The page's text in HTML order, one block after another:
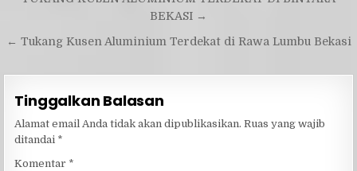
BEKASI →
← Tukang Kusen Aluminium Terdekat di Rawa Lumbu Bekasi
Tinggalkan Balasan
Alamat email Anda tidak akan dipublikasikan. Ruas yang wajib
ditandai *
Komentar *